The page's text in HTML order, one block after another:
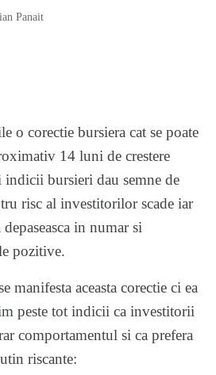
Panait
o corectie bursiera cat se poate
14 luni de crestere
bursieri dau semne de
risc al investitorilor scade iar
in numar si
pozitive.
manifesta aceasta corectie ci ea
peste tot indicii ca investitorii
comportamentul si ca prefera
riscante: